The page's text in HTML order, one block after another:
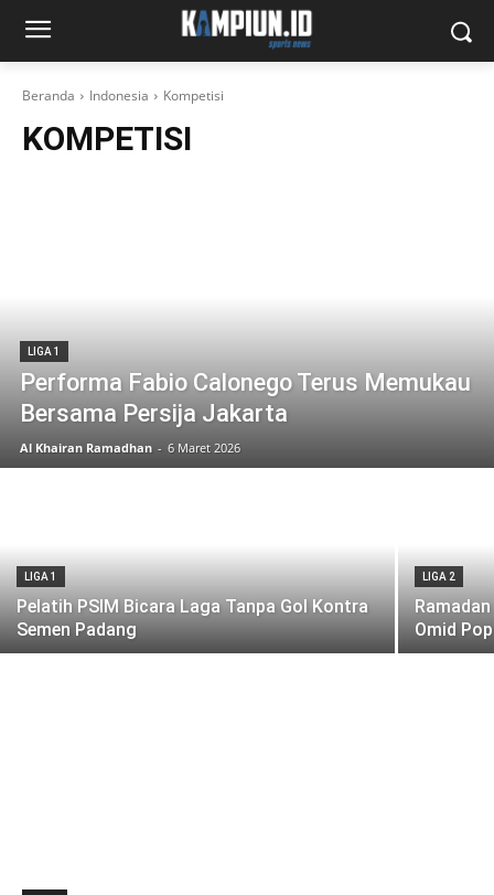
Beranda Indonesia Kompetisi
KOMPETISI
LIGA 1
Performa Fabio Calonego Terus Memukau
Bersama Persija Jakarta
Al Khairan Ramadhan - 6 Maret 2026
LIGA 1
Pelatih PSIM Bicara Laga Tanpa Gol Kontra
Semen Padang
LIGA 2
Omid